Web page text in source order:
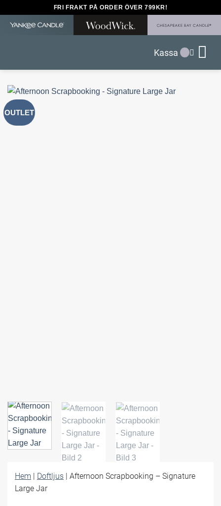
FRI FRAKT PÅ ORDER ÖVER 799KR!
Kassa
OUTLET
Hem | Doftljus | Afternoon Scrapbooking – Signature
Large Jar